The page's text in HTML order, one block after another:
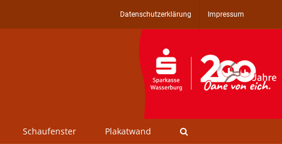
Datenschutzerklärung Impressum
Schaufenster Plakatwand